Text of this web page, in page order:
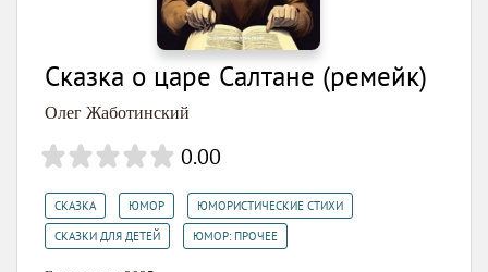
Сказка о царе Салтане (ремейк)
Олег Жаботинский
0.00
СКАЗКА ЮМОР ЮМОРИСТИЧЕСКИЕ СТИХИ
СКАЗКИ ДЛЯ ДЕТЕЙ ЮМОР: ПРОЧЕЕ